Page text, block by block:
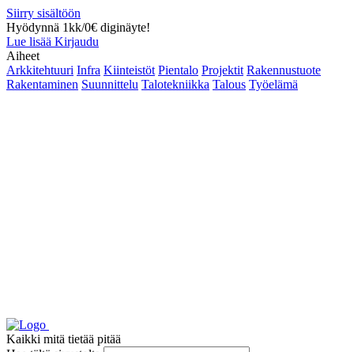
Siirry sisältöön
Hyödynnä 1kk/0€ diginäyte!
Lue lisää Kirjaudu
Aiheet
Arkkitehtuuri Infra Kiinteistöt Pientalo Projektit Rakennustuote
Rakentaminen Suunnittelu Talotekniikka Talous Työelämä
Kaikki mitä tietää pitää